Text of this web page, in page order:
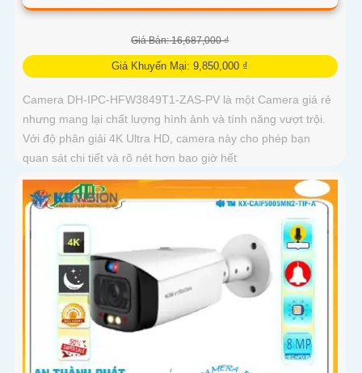
Giá Bán: 16,687,000 ₫
Giá Khuyến Mại: 9,850,000 ₫
Camera DH-IPC-HFW3849T1-ZAS-PV là một Camera giá rẻ
nhưng mang lại chất lượng hình ảnh và tính năng vượt trội.
Với độ phân giải 4K Ultra HD, camera này cho phép bạn
quan sát chi tiết và rõ nét hơn bao giờ hết